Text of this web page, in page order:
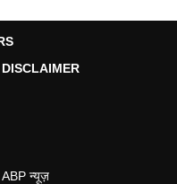
DISCLAIMER
ABP न्यूज़